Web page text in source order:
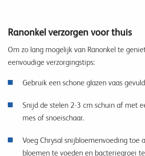
Ranonkel verzorgen voor thuis
Om zo lang mogelijk van Ranonkel te
eenvoudige verzorgingstips:
Gebruik een schone glazen vaas
Snijd de stelen 2-3 cm schuin af met
mes of snoeischaar.
Voeg Chrysal snijbloemenvoeding toe
bloemen te voeden en bacteriegroei